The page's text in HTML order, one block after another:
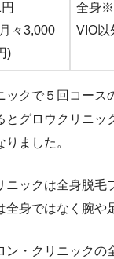
々3,000
)
全身※
VIO以
ックで５回コース
とグロウクリニッ
ました。
ニックは全身脱毛
身ではなく腕や
ン・クリニックの